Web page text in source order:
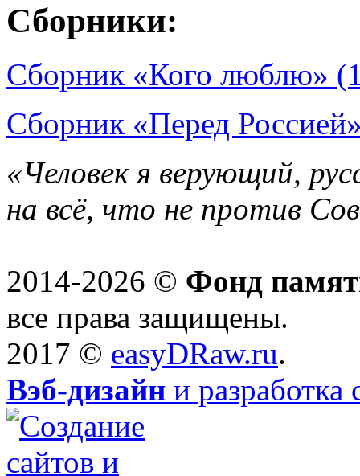
Сборники:
Сборник «Кого люблю»
Сборник «Перед
«Человек я верующий,
на всё, что не против
2014-2026 © Фонд
все права защищены.
2017 © easyDRaw.ru.
Вэб-дизайн и разработка